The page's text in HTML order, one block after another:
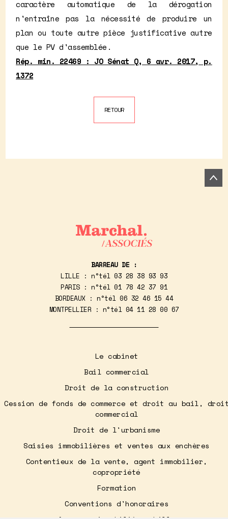
caractère automatique de la dérogation
n'entraîne pas la nécessité de produire un
plan ou toute autre pièce justificative autre
que le PV d'assemblée.
Rép. min. 22469 : JO Sénat Q, 6 avr. 2017, p.
1372
RETOUR
BARREAU DE :
LILLE : n°tél 03 28 38 93 93
PARIS : n°tél 01 78 42 37 91
BORDEAUX : n°tél06 32 46 15 44
MONTPELLIER : n°tél 04 11 28 00 67
Le cabinet
Bail commercial
Droit de la construction
Cession de fonds de commerce et droit au bail,
commercial
Droit de l'urbanisme
Saisies immobilières et ventes aux enchères
Contentieux de la vente, agent immobilier,
copropriété
Formation
Conventions d'honoraires